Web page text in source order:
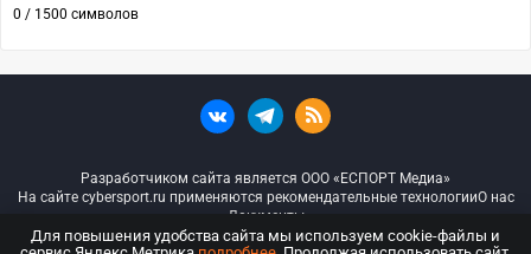
0 / 1500 символов
Разработчиком сайта является ООО «ЕСПОРТ Медиа»
На сайте cybersport.ru применяются рекомендательные технологииО нас
Документы
Для повышения удобства сайта мы используем cookie-файлы и